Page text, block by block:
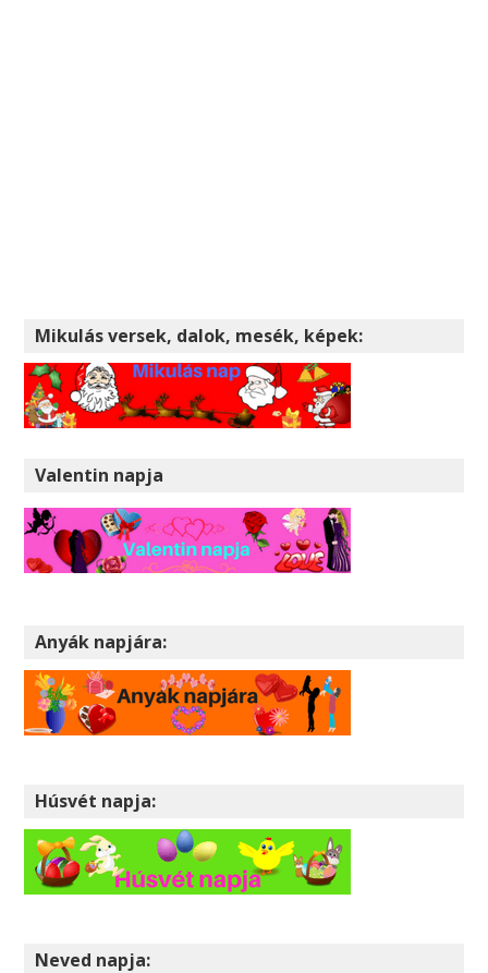
Mikulás versek, dalok, mesék, képek:
Valentin napja
Anyák napjára:
Húsvét napja:
Neved napja: